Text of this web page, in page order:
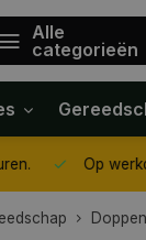
Alle
categorieën
Op werkdagen